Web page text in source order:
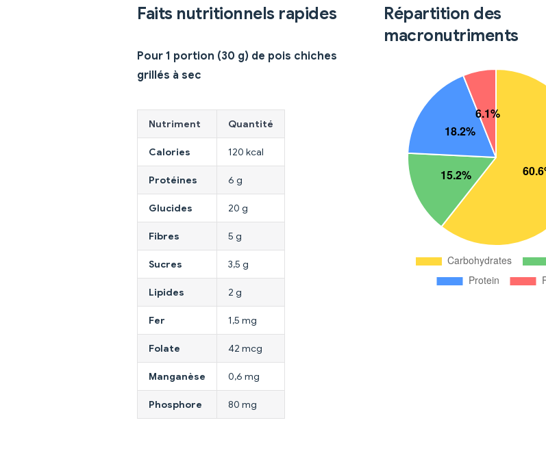
Faits nutritionnels rapides
Pour 1 portion (30 g) de pois chiches
grillés à sec
Nutriment Quantité
Calories 120 kcal
Protéines 6 g
Glucides 20 g
Fibres 5 g
Sucres 3,5 g
Lipides 2 g
Fer 1,5 mg
Folate 42 mcg
Manganèse 0,6 mg
Phosphore 80 mg
Répartition des
macronutriments